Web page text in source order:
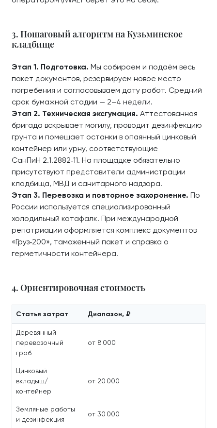
3. Пошаговый алгоритм на Кузьминское
кладбище
Этап 1. Подготовка. Мы собираем и подаём весь
пакет документов, резервируем новое место
погребения и согласовываем дату работ. Средний
срок бумажной стадии — 2–4 недели.
Этап 2. Техническая эксгумация. Аттестованная
бригада вскрывает могилу, проводит дезинфекцию
грунта и помещает останки в опаянный цинковый
контейнер или урну, соответствующие
СанПиН 2.1.2882‑11. На площадке обязательно
присутствуют представители администрации
кладбища, МВД и санитарного надзора.
Этап 3. Перевозка и повторное захоронение. По
России используется специализированный
холодильный катафалк. При международной
репатриации оформляется комплекс документов
«Груз‑200», таможенный пакет и справка о
герметичности контейнера.
4. Ориентировочная стоимость
Статья затрат Диапазон, ₽
Деревянный
перевозочный
гроб
от 8 000
Цинковый
вкладыш/
контейнер
от 20 000
Земляные работы
и дезинфекция
от 30 000